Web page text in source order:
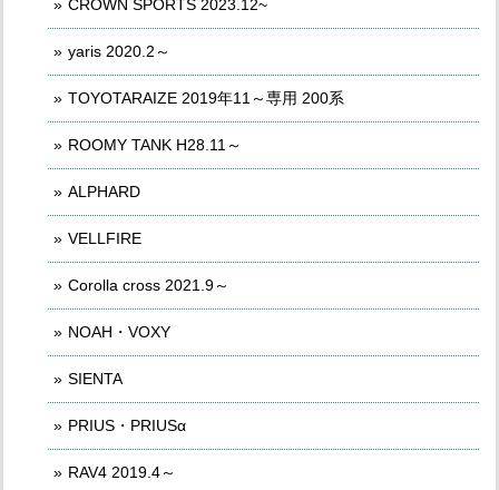
CROWN SPORTS 2023.12~
yaris 2020.2～
TOYOTARAIZE 2019年11～専用 200系
ROOMY TANK H28.11～
ALPHARD
VELLFIRE
Corolla cross 2021.9～
NOAH・VOXY
SIENTA
PRIUS・PRIUSα
RAV4 2019.4～